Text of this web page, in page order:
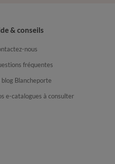
& conseils
nous
fréquentes
blog Blancheporte
e-catalogues à consulter